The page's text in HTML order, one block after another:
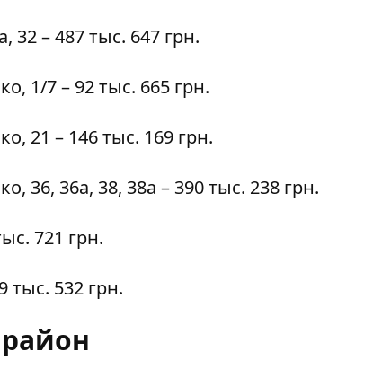
32– 487 тыс. 647 грн.
1/7– 92 тыс. 665 грн.
21 – 146 тыс. 169 грн.
36, 36а, 38, 38а – 390 тыс. 238 грн.
721 грн.
тыс. 532 грн.